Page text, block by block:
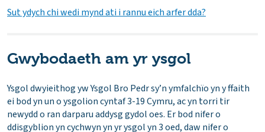
Sut ydych chi wedi mynd ati i rannu eich arfer dda?
Gwybodaeth am yr ysgol
Ysgol dwyieithog yw Ysgol Bro Pedr sy’n ymfalchïo yn y ffaith
ei bod yn un o ysgolion cyntaf 3-19 Cymru, ac yn torri tir
newydd o ran darparu addysg gydol oes. Er bod nifer o
ddisgyblion yn cychwyn yn yr ysgol yn 3 oed, daw nifer o